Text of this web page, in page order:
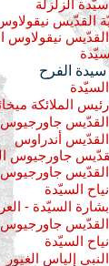
الزلزلة
القدّيس
نيقولاوس
الفرح
الملائكة
جاورجيوس
أندراوس
جاورجيوس
جاورجيوس
السيّدة
السيّدة -
جاورجيوس
السيّدة
إلياس الغيور